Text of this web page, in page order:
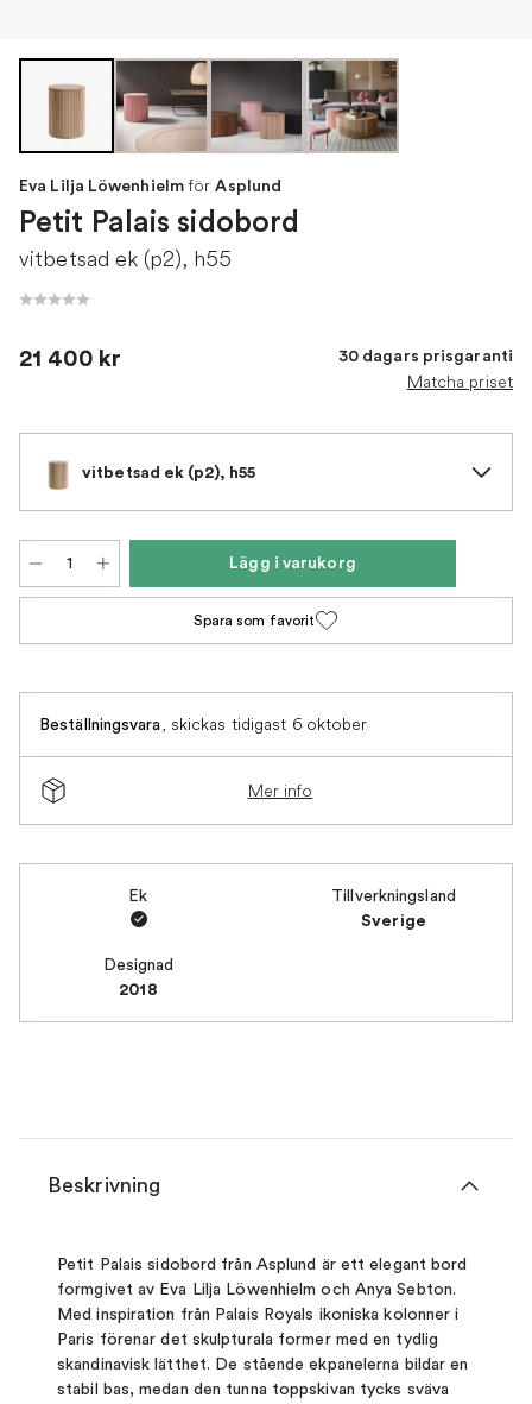
Eva Lilja Löwenhielm för Asplund
Petit Palais sidobord
vitbetsad ek (p2), h55
21 400 kr 30 dagars prisgaranti
Matcha priset
vitbetsad ek (p2), h55
Lägg i varukorg
Spara som favorit
Beställningsvara, skickas tidigast 6 oktober
Mer info
Ek Tillverkningsland
Sverige
Designad
2018
Beskrivning
Petit Palais sidobord från Asplund är ett elegant bord
formgivet av Eva Lilja Löwenhielm och Anya Sebton.
Med inspiration från Palais Royals ikoniska kolonner i
Paris förenar det skulpturala former med en tydlig
skandinavisk lätthet. De stående ekpanelerna bildar en
stabil bas, medan den tunna toppskivan tycks sväva